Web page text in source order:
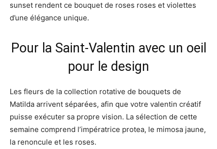
sunset rendent ce bouquet de roses roses et violettes
d’une élégance unique.
Pour la Saint-Valentin avec un oeil
pour le design
Les fleurs de la collection rotative de bouquets de
Matilda arrivent séparées, afin que votre valentin créatif
puisse exécuter sa propre vision. La sélection de cette
semaine comprend l’impératrice protea, le mimosa jaune,
la renoncule et les roses.